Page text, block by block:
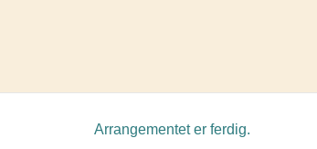
Arrangementet er ferdig.